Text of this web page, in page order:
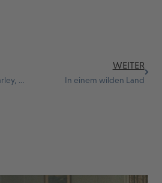
Wind That Shakes The Barley, The
WEITER
In einem wilden Land